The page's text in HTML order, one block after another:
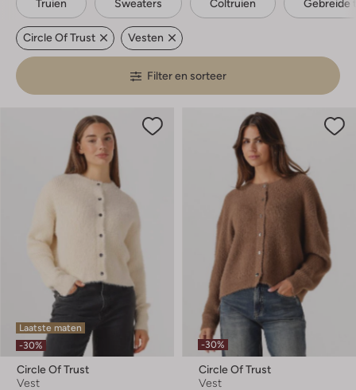
Truien Sweaters Coltruien Gebreide
Circle Of Trust Vesten
Filter en sorteer
Laatste maten
-30%
Circle Of Trust
Vest
-30%
Circle Of Trust
Vest